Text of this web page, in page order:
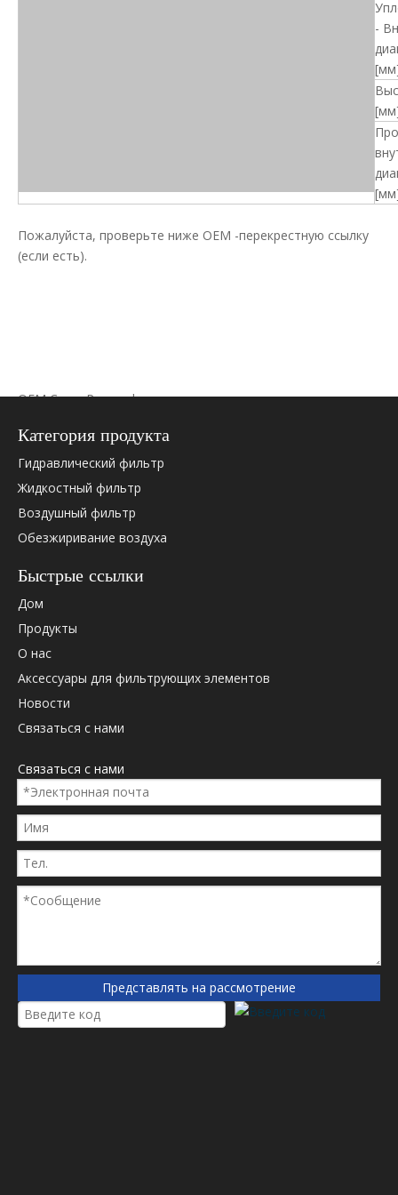
-
Пожалуйста, проверьте ниже OEM -перекрестную ссылку
(если есть).
OEM Cross Research.
0013022760
0114786
01174421
01183574
01183575
0363020
0451105067
0531000005
05710640
0814661
081-4661
099008s
1000424655
1084048
1174421
1183574
119935450
1202849600
13022760
13056374
152000114786
16205160e
17535679
Категория продукта
Гидравлический фильтр
Жидкостный фильтр
Воздушный фильтр
Обезжиривание воздуха
Быстрые ссылки
Дом
Продукты
О нас
Аксессуары для фильтрующих элементов
Новости
Связаться с нами
Связаться с нами
Представлять на рассмотрение